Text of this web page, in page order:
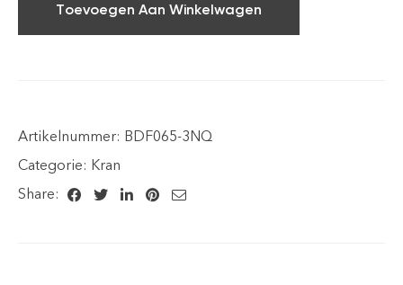
Toevoegen Aan Winkelwagen
Artikelnummer: BDF065-3NQ
Categorie: Kran
Share: